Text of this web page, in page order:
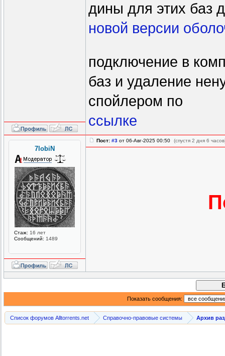
дины для этих баз
новой версии
подключение в
баз и удаление
спойлером по
ссылке
7lobiN
Стаж: 16 лет
Сообщений: 1489
Пост: #3 от 06-Авг-2025 00:50 (спустя 2 дня 6
Показать сообщения:
Список форумов Alltorrents.net Справочно-правовые системы Архив